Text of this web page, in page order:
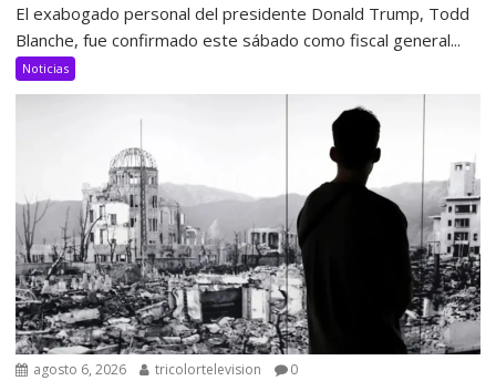
El exabogado personal del presidente Donald Trump, Todd
Blanche, fue confirmado este sábado como fiscal general...
Noticias
agosto 6, 2026 tricolortelevision 0